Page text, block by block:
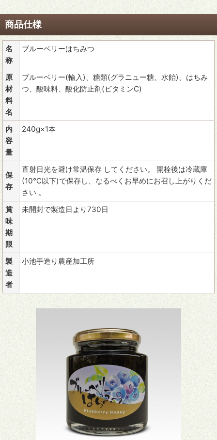
商品仕様
名
称
ブルーベリーはちみつ
原
材
料
名
ブルーベリー(輸入)、糖類(グラニュー糖、水飴)、はちみ
つ、酸味料、酸化防止剤(ビタミンC)
内
容
量
240g×1本
保
存
直射日光を避け常温保存 してください。 開栓後は冷蔵庫
(10℃以下)で保存し、なるべくお早めにお召し上がりくだ
さい 。
賞
味
期
限
未開封で製造日より730日
製
造
者
小池手造り農産加工所